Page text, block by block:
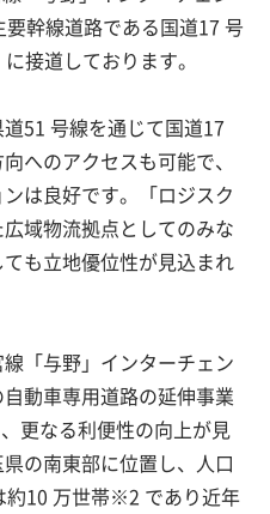
幹線道路である国道17 号
接道しております。
51 号線を通じて国道17
へのアクセスも可能で、
は良好です。「ロジスク
域物流拠点としてのみな
も立地優位性が見込まれ
「与野」インターチェン
動車専用道路の延伸事業
更なる利便性の向上が見
の南東部に位置し、人口
約10 万世帯※2 であり近年